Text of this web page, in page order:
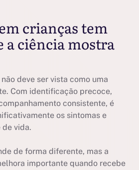
crianças tem
a ciência mostra
deve ser vista como uma
Com identificação precoce,
consistente, é
os sintomas e
vida.
de forma diferente, mas a
importante quando recebe